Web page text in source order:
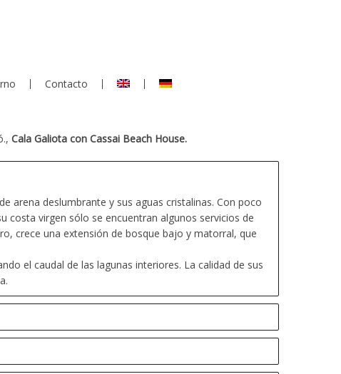
Contacto
Cala Galiota con Cassai Beach House.
arena deslumbrante y sus aguas cristalinas. Con poco
costa virgen sólo se encuentran algunos servicios de
crece una extensión de bosque bajo y matorral, que
el caudal de las lagunas interiores. La calidad de sus